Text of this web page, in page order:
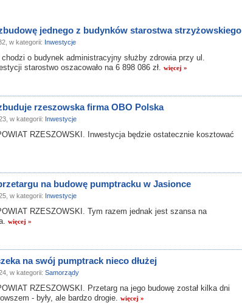
jednego z budynków starostwa strzyżowskiego
w kategorii: Inwestycje
o budynek administracyjny służby zdrowia przy ul.
starostwo oszacowało na 6 898 086 zł. więcej »
rzeszowska firma OBO Polska
w kategorii: Inwestycje
RZESZOWSKI. Inwestycja będzie ostatecznie kosztować
na budowę pumptracku w Jasionce
w kategorii: Inwestycje
RZESZOWSKI. Tym razem jednak jest szansa na
więcej »
na swój pumptrack nieco dłużej
w kategorii: Samorządy
RZESZOWSKI. Przetarg na jego budowę został kilka dni
- były, ale bardzo drogie. więcej »